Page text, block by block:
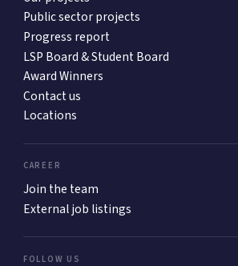
Public sector projects
Progress report
LSP Board & Student Board
Award Winners
Contact us
Locations
CAREER
Join the team
External job listings
FOLLOW US